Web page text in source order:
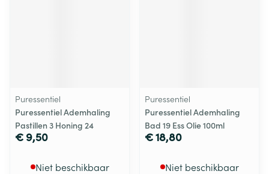
Puressentiel
Puressentiel Ademhaling
Pastillen 3 Honing 24
€ 9,50
Niet beschikbaar
Puressentiel
Puressentiel Ademhaling
Bad 19 Ess Olie 100ml
€ 18,80
Niet beschikbaar